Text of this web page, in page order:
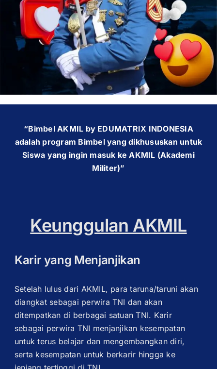
OUR PROGRAM
REGISTRATION
CONTACT US
“Bimbel AKMIL by EDUMATRIX INDONESIA
adalah program Bimbel yang dikhususkan untuk
Siswa yang ingin masuk ke AKMIL (Akademi
Militer)”
Keunggulan AKMIL
Karir yang Menjanjikan
Setelah lulus dari AKMIL, para taruna/taruni akan
diangkat sebagai perwira TNI dan akan
ditempatkan di berbagai satuan TNI. Karir
sebagai perwira TNI menjanjikan kesempatan
untuk terus belajar dan mengembangkan diri,
serta kesempatan untuk berkarir hingga ke